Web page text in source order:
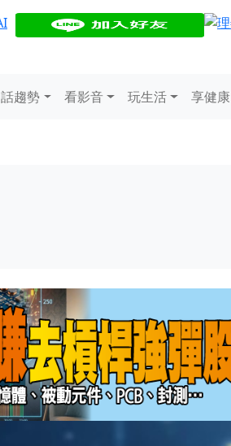
話趨勢 看影音 玩生活 享健康